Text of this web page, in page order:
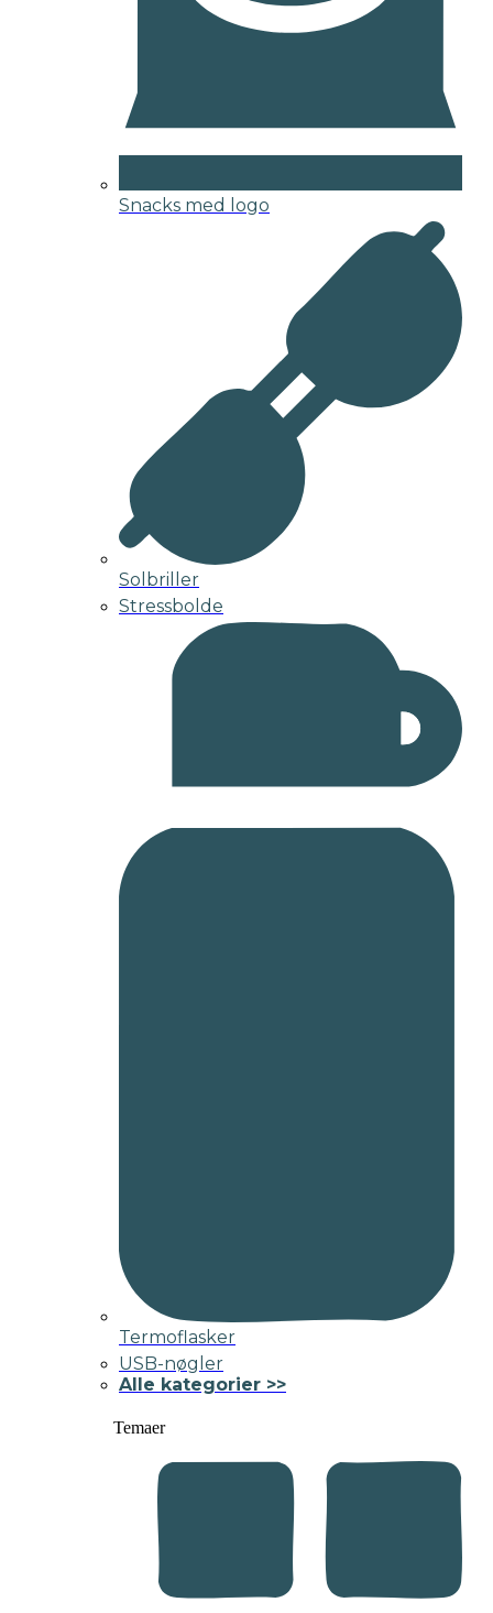
Snacks med logo
Solbriller
Stressbolde
Termoflasker
USB-nøgler
Alle kategorier >>
Temaer